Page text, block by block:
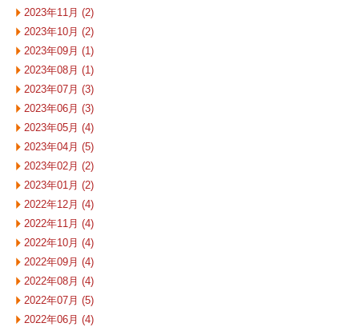
2023年11月 (2)
2023年10月 (2)
2023年09月 (1)
2023年08月 (1)
2023年07月 (3)
2023年06月 (3)
2023年05月 (4)
2023年04月 (5)
2023年02月 (2)
2023年01月 (2)
2022年12月 (4)
2022年11月 (4)
2022年10月 (4)
2022年09月 (4)
2022年08月 (4)
2022年07月 (5)
2022年06月 (4)